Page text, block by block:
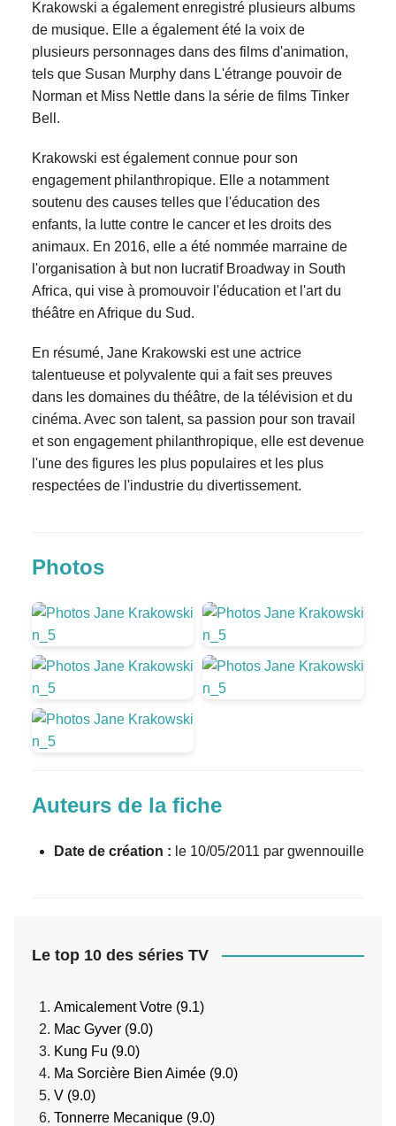
Krakowski a également enregistré plusieurs albums
de musique. Elle a également été la voix de
plusieurs personnages dans des films d'animation,
tels que Susan Murphy dans L'étrange pouvoir de
Norman et Miss Nettle dans la série de films Tinker
Bell.
Krakowski est également connue pour son
engagement philanthropique. Elle a notamment
soutenu des causes telles que l'éducation des
enfants, la lutte contre le cancer et les droits des
animaux. En 2016, elle a été nommée marraine de
l'organisation à but non lucratif Broadway in South
Africa, qui vise à promouvoir l'éducation et l'art du
théâtre en Afrique du Sud.
En résumé, Jane Krakowski est une actrice
talentueuse et polyvalente qui a fait ses preuves
dans les domaines du théâtre, de la télévision et du
cinéma. Avec son talent, sa passion pour son travail
et son engagement philanthropique, elle est devenue
l'une des figures les plus populaires et les plus
respectées de l'industrie du divertissement.
Photos
Auteurs de la fiche
Date de création : le 10/05/2011 par gwennouille
Le top 10 des séries TV
Amicalement Votre (9.1)
Mac Gyver (9.0)
Kung Fu (9.0)
Ma Sorcière Bien Aimée (9.0)
V (9.0)
Tonnerre Mecanique (9.0)